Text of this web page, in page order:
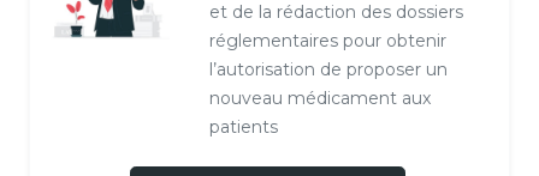
et de la rédaction des dossiers
réglementaires pour obtenir
l’autorisation de proposer un
nouveau médicament aux
patients